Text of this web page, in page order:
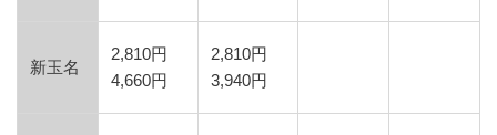
新玉名
2,810円
4,660円
2,810円
3,940円